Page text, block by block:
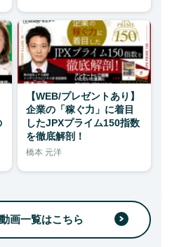
【WEB/プレゼントあり】
企業の「稼ぐ力」に着目
したJPXプライム150指数
を徹底解剖！
橋本 元洋
画一覧はこちら